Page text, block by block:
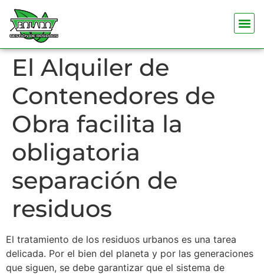
El Alquiler de
Contenedores de
Obra facilita la
obligatoria
separación de
residuos
El tratamiento de los residuos urbanos es una tarea
delicada. Por el bien del planeta y por las generaciones
que siguen, se debe garantizar que el sistema de